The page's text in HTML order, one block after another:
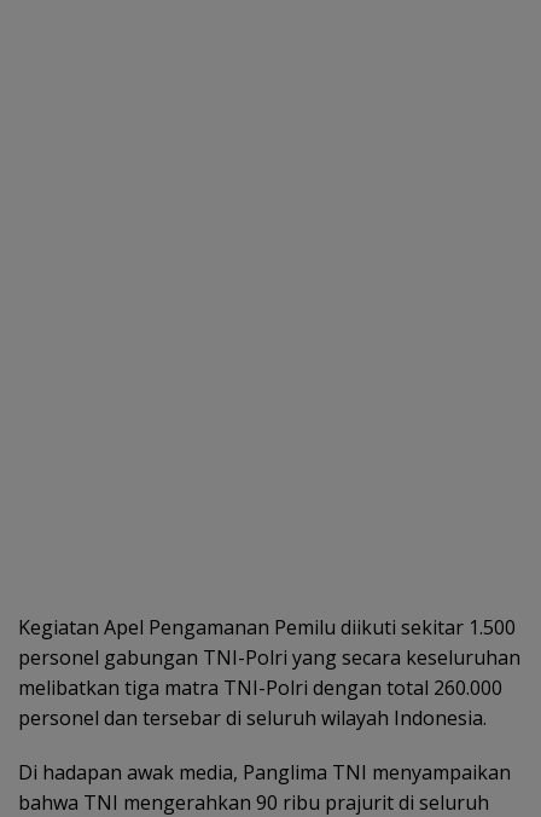
Kegiatan Apel Pengamanan Pemilu diikuti sekitar 1.500
personel gabungan TNI-Polri yang secara keseluruhan
melibatkan tiga matra TNI-Polri dengan total 260.000
personel dan tersebar di seluruh wilayah Indonesia.
Di hadapan awak media, Panglima TNI menyampaikan
bahwa TNI mengerahkan 90 ribu prajurit di seluruh